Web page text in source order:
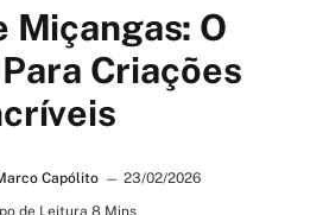
Miçangas: O
Criações
Capólito
23/02/2026
de Leitura 8 Mins